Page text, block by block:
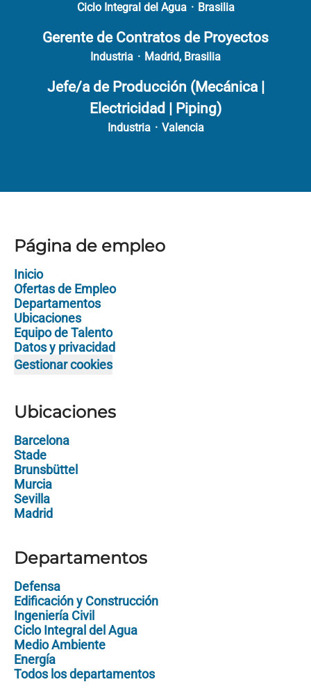
Ciclo Integral del Agua · Brasilia
Gerente de Contratos de Proyectos
Industria · Madrid, Brasilia
Jefe/a de Producción (Mecánica |
Electricidad | Piping)
Industria · Valencia
Página de empleo
Inicio
Ofertas de Empleo
Departamentos
Ubicaciones
Equipo de Talento
Datos y privacidad
Gestionar cookies
Ubicaciones
Barcelona
Stade
Brunsbüttel
Murcia
Sevilla
Madrid
Departamentos
Defensa
Edificación y Construcción
Ingeniería Civil
Ciclo Integral del Agua
Medio Ambiente
Energía
Todos los departamentos